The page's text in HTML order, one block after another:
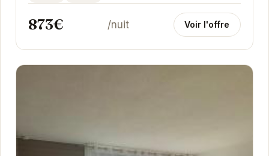
873€ /nuit Voir l'offre